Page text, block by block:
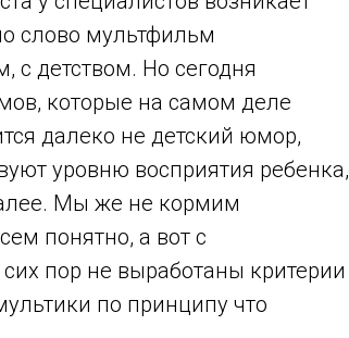
слово мультфильм
с детством. Но сегодня
которые на самом деле
далеко не детский юмор,
уровню восприятия ребенка,
Мы же не кормим
понятно, а вот с
пор не выработаны критерии
по принципу что